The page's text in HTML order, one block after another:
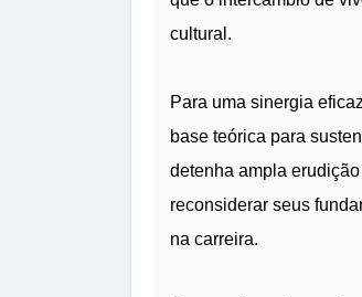
cultural.
Para uma sinergia
base teórica para
detenha ampla
reconsiderar seus
na carreira.